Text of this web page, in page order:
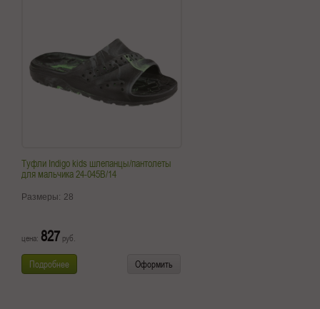
Туфли Indigo kids шлепанцы/пантолеты
для мальчика 24-045B/14
Размеры: 28
цена: 827 руб.
Подробнее Оформить